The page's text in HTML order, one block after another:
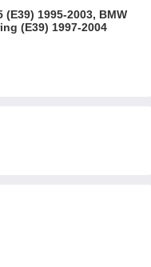
(E39) 1995-2003, BMW
(E39) 1997-2004